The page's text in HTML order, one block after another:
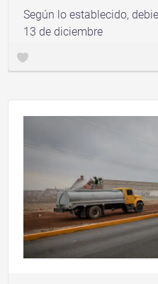
Según lo establecido,
13 de diciembre